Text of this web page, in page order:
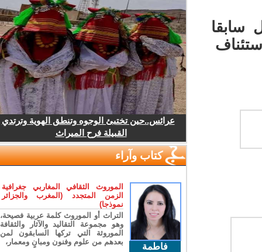
سابقا
عرائس..حين تختبئ الوجوه وتنطق الهوية وترتدي
القبيلة فرح الميراث
كتاب وآراء
فاطمة
الموروث الثقافي المغاربي جغرافية
الزمن المتجدد (المغرب والجزائر
نموذجا)
التراث أو الموروث كلمة عربية فصيحة،
وهو مجموعة التقاليد والآثار والثقافة
الموروثة التي تركها السابقون لمن
بعدهم من علوم وفنون ومبانٍ ومعمار،